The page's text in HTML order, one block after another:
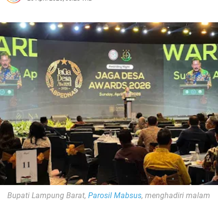
Bupati Lampung Barat, Parosil Mabsus, menghadiri malam